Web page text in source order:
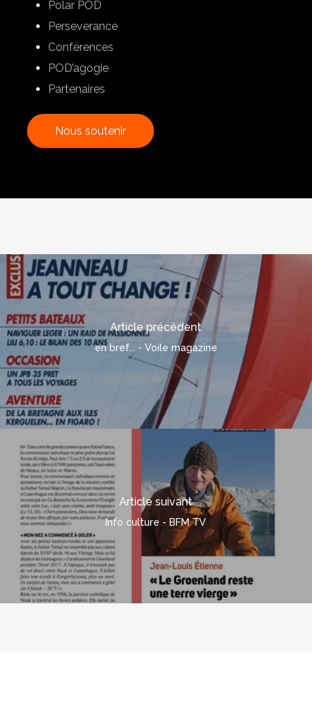
Polar POD
Perseverance
Conférences
POD’agogie
Partenaires
Nous soutenir
Article précédent
en bref... - Voile magazine
Article suivant
Info culture - BFM TV